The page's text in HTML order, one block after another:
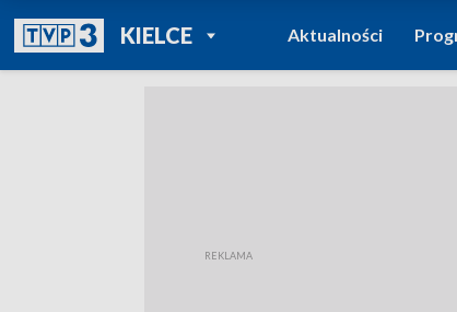
KIELCEPOWRÓT DO
TVP REGIONY
Aktualności